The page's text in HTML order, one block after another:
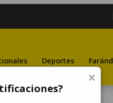
Deportes
×